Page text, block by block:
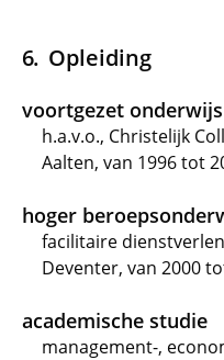
Opleiding
voortgezet onderwijs
h.a.v.o., Christelijk
Aalten, van 1996 tot
hoger
facilitaire
Deventer, van 2000
academische studie
management-,